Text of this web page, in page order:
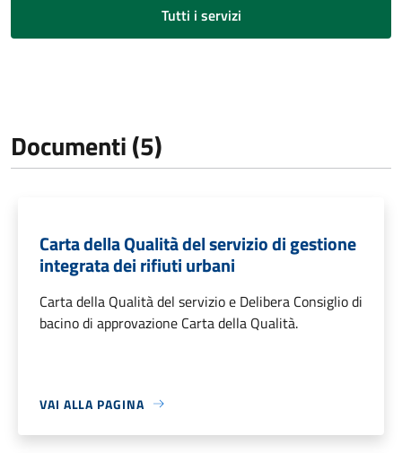
Tutti i servizi
Documenti (5)
Carta della Qualità del servizio di gestione
integrata dei rifiuti urbani
Carta della Qualità del servizio e Delibera Consiglio di
bacino di approvazione Carta della Qualità.
VAI ALLA PAGINA